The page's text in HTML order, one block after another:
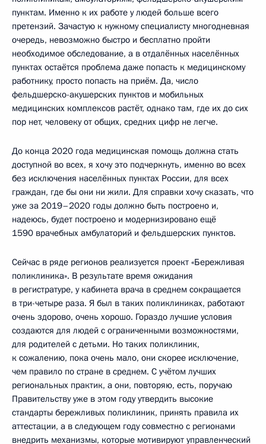
пунктам. Именно к их работе у людей больше всего
претензий. Зачастую к нужному специалисту многодневная
очередь, невозможно быстро и бесплатно пройти
необходимое обследование, а в отдалённых населённых
пунктах остаётся проблема даже попасть к медицинскому
работнику, просто попасть на приём. Да, число
фельдшерско-акушерских пунктов и мобильных
медицинских комплексов растёт, однако там, где их до сих
пор нет, человеку от общих, средних цифр не легче.
До конца 2020 года медицинская помощь должна стать
доступной во всех, я хочу это подчеркнуть, именно во всех
без исключения населённых пунктах России, для всех
граждан, где бы они ни жили. Для справки хочу сказать, что
уже за 2019–2020 годы должно быть построено и,
надеюсь, будет построено и модернизировано ещё
1590 врачебных амбулаторий и фельдшерских пунктов.
Сейчас в ряде регионов реализуется проект «Бережливая
поликлиника». В результате время ожидания
в регистратуре, у кабинета врача в среднем сокращается
в три-четыре раза. Я был в таких поликлиниках, работают
очень здорово, очень хорошо. Гораздо лучшие условия
создаются для людей с ограниченными возможностями,
для родителей с детьми. Но таких поликлиник,
к сожалению, пока очень мало, они скорее исключение,
чем правило по стране в среднем. С учётом лучших
региональных практик, а они, повторяю, есть, поручаю
Правительству уже в этом году утвердить высокие
стандарты бережливых поликлиник, принять правила их
аттестации, а в следующем году совместно с регионами
внедрить механизмы, которые мотивируют управленческий